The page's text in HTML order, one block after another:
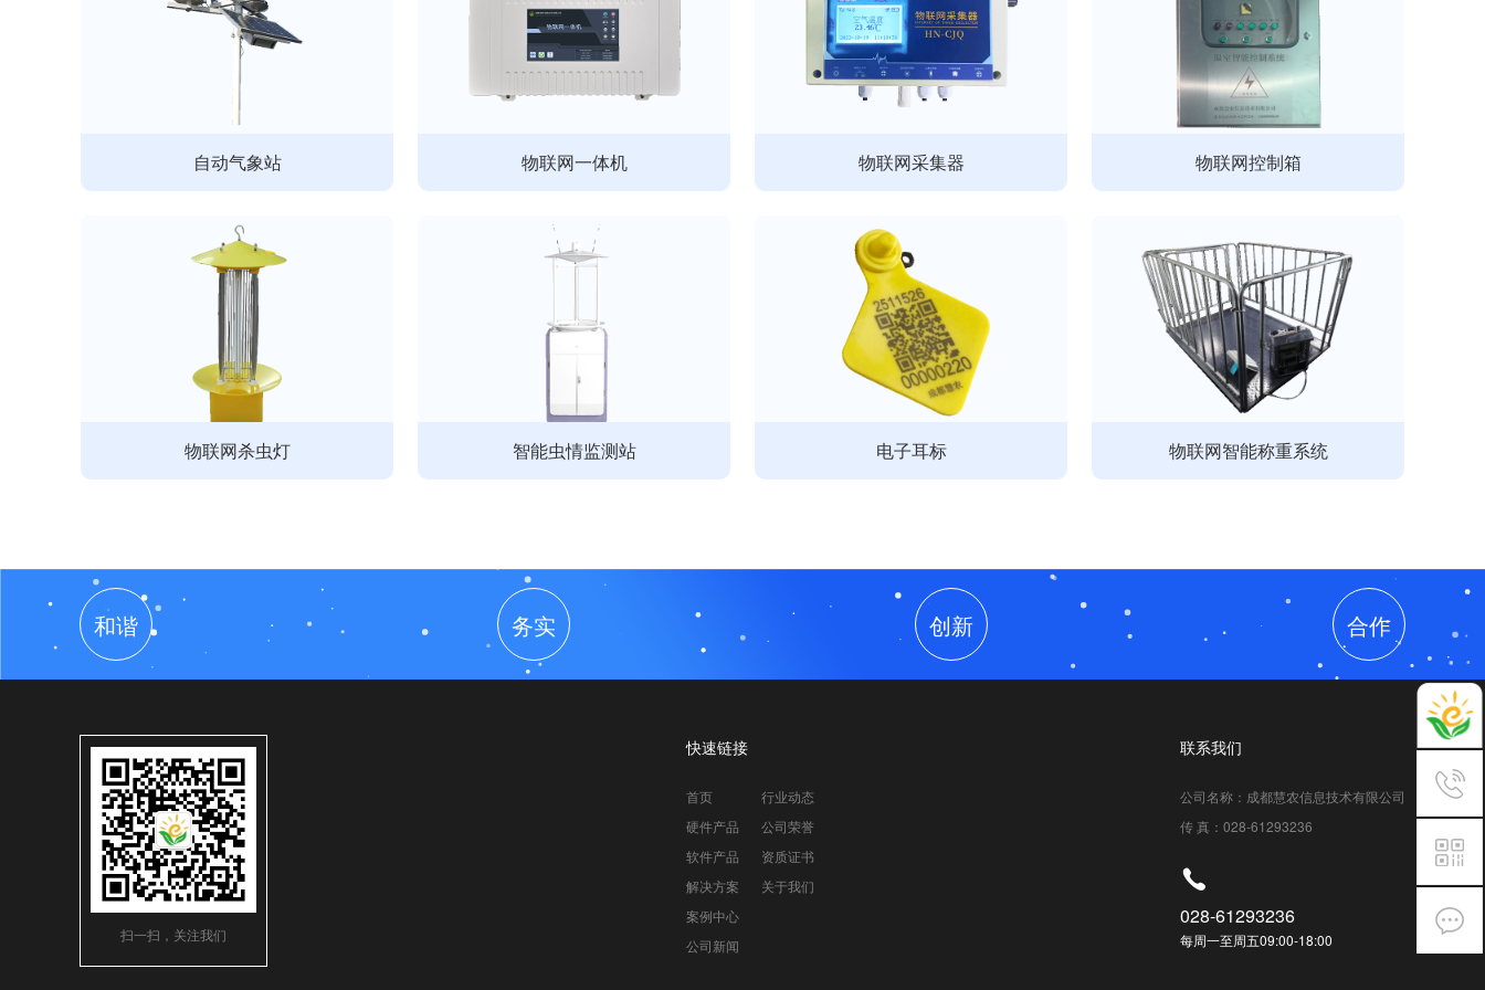
自动气象站 物联网一体机 物联网采集器 物联网控制箱
物联网杀虫灯 智能虫情监测站 电子耳标 物联网智能称重系统
和谐 务实 创新 合作
扫一扫，关注我们
快速链接
首页
硬件产品
软件产品
解决方案
案例中心
公司新闻
行业动态
公司荣誉
资质证书
关于我们
联系我们
公司名称：成都慧农信息技术有限公司
传 真：028-61293236
028-61293236
每周一至周五09:00-18:00